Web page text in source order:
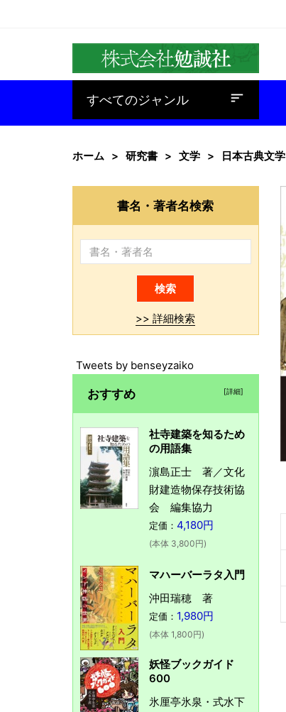
すべてのジャンル
baseline_sort
ホーム 研究書 文学 日本古典文学
書名・著者名検索
>> 詳細検索
Tweets by benseyzaiko
おすすめ [詳細]
社寺建築を知るため
の用語集
濵島正士 著／文化
財建造物保存技術協
会 編集協力
定価： 4,180円
(本体 3,800円)
マハーバーラタ入門
沖田瑞穂 著
定価： 1,980円
(本体 1,800円)
妖怪ブックガイド
600
氷厘亭氷泉・式水下